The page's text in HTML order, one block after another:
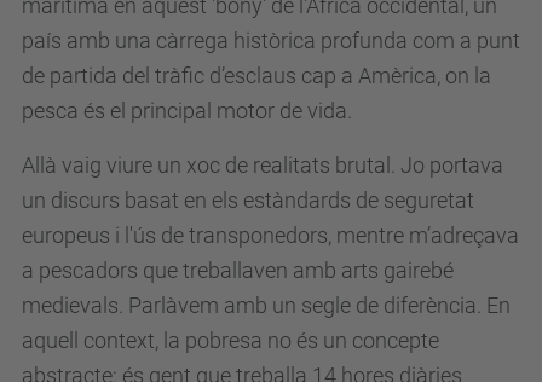
marítima en aquest 'bony' de l'Àfrica occidental, un
país amb una càrrega històrica profunda com a punt
de partida del tràfic d’esclaus cap a Amèrica, on la
pesca és el principal motor de vida.
Allà vaig viure un xoc de realitats brutal. Jo portava
un discurs basat en els estàndards de seguretat
europeus i l'ús de transponedors, mentre m’adreçava
a pescadors que treballaven amb arts gairebé
medievals. Parlàvem amb un segle de diferència. En
aquell context, la pobresa no és un concepte
abstracte: és gent que treballa 14 hores diàries